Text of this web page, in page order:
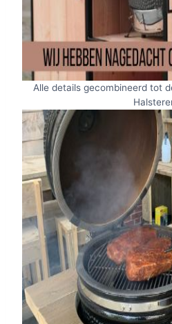
Alle details gecombineerd tot